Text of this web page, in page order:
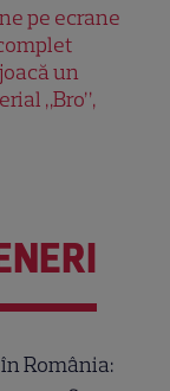
pe ecrane
un
„Bro”,
România: